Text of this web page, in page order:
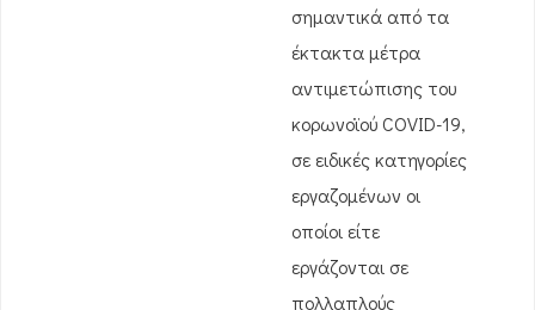
σημαντικά από τα
έκτακτα μέτρα
αντιμετώπισης του
κορωνοϊού COVID-19,
σε ειδικές κατηγορίες
εργαζομένων οι
οποίοι είτε
εργάζονται σε
πολλαπλούς